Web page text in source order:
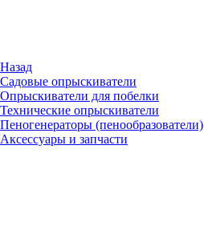
Назад
Садовые опрыскиватели
Опрыскиватели для побелки
Технические опрыскиватели
Пеногенераторы (пенообразователи)
Аксессуары и запчасти